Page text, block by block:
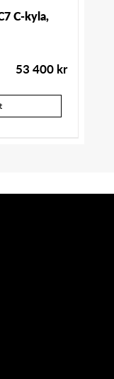
C-kyla,
53 400 kr